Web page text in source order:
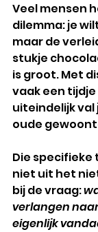
Veel mensen
dilemma: je
maar de
stukje
is groot. Met
vaak een
uiteindelijk val
oude
Die
niet uit het
bij de vraag:
verlangen
eigenlijk